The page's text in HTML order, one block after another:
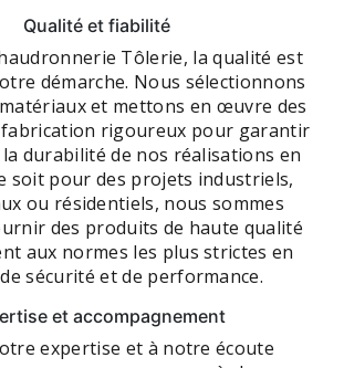
Qualité et fiabilité
Tôlerie, la qualité est
démarche. Nous sélectionnons
et mettons en œuvre des
fabrication rigoureux pour garantir
durabilité de nos réalisations en
soit pour des projets industriels,
ou résidentiels, nous sommes
des produits de haute qualité
aux normes les plus strictes en
sécurité et de performance.
et accompagnement
expertise et à notre écoute